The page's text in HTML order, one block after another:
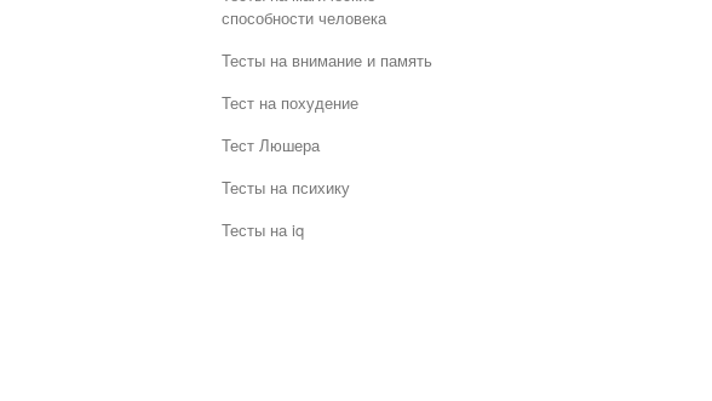
способности человека
Тесты на внимание и память
Тест на похудение
Тест Люшера
Тесты на психику
Тесты на iq